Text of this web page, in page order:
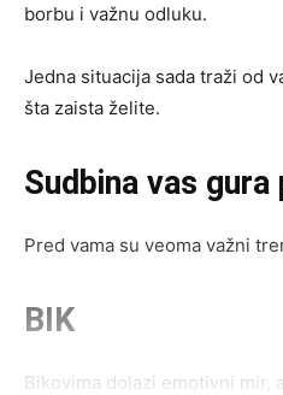
borbu i važnu odluku.
Jedna situacija sada traži od
šta zaista želite.
Sudbina vas
Pred vama su veoma važni
BIK
Bikovima dolazi emotivni mir,